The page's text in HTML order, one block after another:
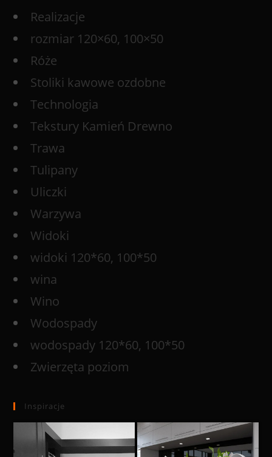
Realizacje
rozmiar 120×60, 100×50
Róże
Stoliki kawowe ozdobne
Technologia
Tekstury Kamień Drewno
Trawa
Tulipany
Uliczki
Warzywa
Widoki
widoki 120*60, 100*50
wina
Wino
Wodospady
wodospady 120*60, 100*50
Zwierzęta poziom
Inspiracje